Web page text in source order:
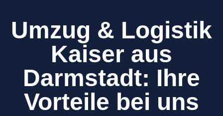
Umzug & Logistik
Kaiser aus
Darmstadt: Ihre
Vorteile bei uns